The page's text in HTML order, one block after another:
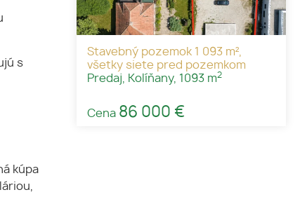
s
kúpa
Stavebný pozemok 1 093 m²,
všetky siete pred pozemkom
Predaj, Kolíňany, 1093 m2
Cena 86 000 €